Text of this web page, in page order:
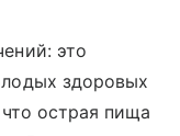
это
здоровых
острая пища